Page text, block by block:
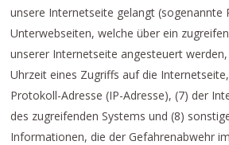
unsere Internetseite gelangt (sogenannte
Unterwebseiten, welche über ein
unserer Internetseite angesteuert
Uhrzeit eines Zugriffs auf die
Protokoll-Adresse (IP-Adresse), (7) der
des zugreifenden Systems und (8)
Informationen, die der Gefahrenabwehr